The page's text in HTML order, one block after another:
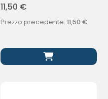
11,50 €
Prezzo precedente: 11,50 €